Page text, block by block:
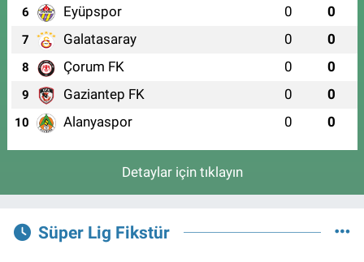
6 Eyüpspor 0 0
7 Galatasaray 0 0
8 Çorum FK 0 0
9 Gaziantep FK 0 0
10 Alanyaspor 0 0
Detaylar için tıklayın
Süper Lig Fikstür